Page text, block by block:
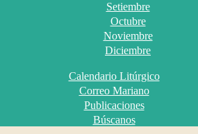
Setiembre
Octubre
Noviembre
Diciembre
Calendario Litúrgico
Correo Mariano
Publicaciones
Búscanos